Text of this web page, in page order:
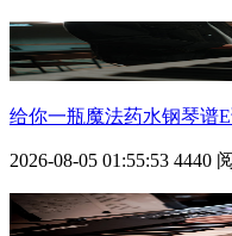
给你一瓶魔法药水钢琴谱
2026-08-05 01:55:53 4440